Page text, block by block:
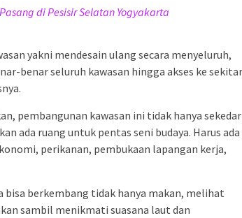
di Pesisir Selatan Yogyakarta
yakni mendesain ulang secara menyeluruh,
benar seluruh kawasan hingga akses ke sekitar
pembangunan kawasan ini tidak hanya sekedar
ada ruang untuk pentas seni budaya. Harus ada
perikanan, pembukaan lapangan kerja,
bisa berkembang tidak hanya makan, melihat
sambil menikmati suasana laut dan